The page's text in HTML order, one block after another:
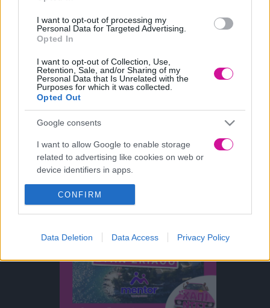
I want to opt-out of processing my
Personal Data for Targeted Advertising.
Opted In
I want to opt-out of Collection, Use,
Retention, Sale, and/or Sharing of my
Personal Data that Is Unrelated with the
Purposes for which it was collected.
Opted Out
Google consents
I want to allow Google to enable storage
related to advertising like cookies on web or
device identifiers in apps.
I want to allow my user data to be sent to
Google for online advertising purposes.
I want to allow Google to send me
personalized advertising.
I want to allow Google to enable storage
related to analytics like cookies on web or
device identifiers in apps.
CONFIRM
Data Deletion Data Access Privacy Policy
σκούπισαν με μια χαρτοπετσέτα. Η τελευταία απορρόφησε τα
λίπη από την επιφάνεια και μείωσε αυτόματα τις θερμίδες της.
Στο συγκεκριμένο κομμάτι, οι θερμίδες από τα λιπαρά ήταν
έπεσαν στις 76,5. Έτσι ίσως χάσει ελαφρώς από την γεύση της,
αλλά εσείς και θα την απολαύσετε αλλά και θα πάρετε
λιγότερες θερμίδες απ’ ότι πριν.